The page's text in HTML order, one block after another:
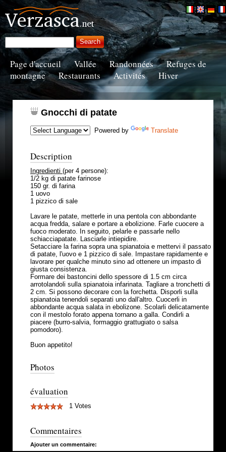
Page d'accueil Vallée Randonnées
Refuges de
montagne
Restaurants Activités Hiver
Gnocchi di patate
Powered by Translate
Description
Ingredienti (per 4 persone):
1/2 kg di patate farinose
150 gr. di farina
1 uovo
1 pizzico di sale
Lavare le patate, metterle in una pentola con abbondante
acqua fredda, salare e portare a ebolizione. Farle cuocere a
fuoco moderato. In seguito, pelarle e passarle nello
schiacciapatate. Lasciarle intiepidire.
Setacciare la farina sopra una spianatoia e mettervi il passato
di patate, l'uovo e 1 pizzico di sale. Impastare rapidamente e
lavorare per qualche minuto sino ad ottenere un impasto di
giusta consistenza.
Formare dei bastoncini dello spessore di 1.5 cm circa
arrotolandoli sulla spianatoia infarinata. Tagliare a tronchetti di
2 cm. Si possono decorare con la forchetta. Disporli sulla
spianatoia tenendoli separati uno dall'altro. Cuocerli in
abbondante acqua salata in ebolizone. Scolarli delicatamente
con il mestolo forato appena tornano a galla. Condirli a
piacere (burro-salvia, formaggio grattugiato o salsa
pomodoro).
Buon appetito!
Photos
évaluation
1 Votes
Commentaires
Ajouter un commentaire: